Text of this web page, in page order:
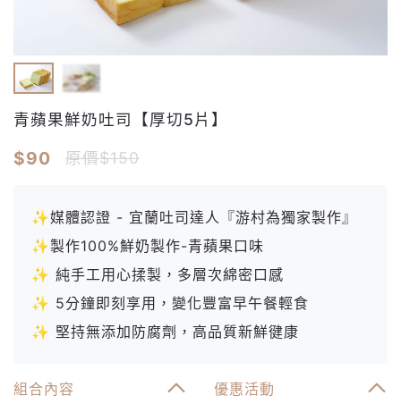
青蘋果鮮奶吐司【厚切5片】
$90 原價$150
✨媒體認證 - 宜蘭吐司達人『游村為獨家製作』
✨製作100%鮮奶製作-青蘋果口味
✨ 純手工用心揉製，多層次綿密口感
✨ 5分鐘即刻享用，變化豐富早午餐輕食
✨ 堅持無添加防腐劑，高品質新鮮徤康
組合內容 優惠活動